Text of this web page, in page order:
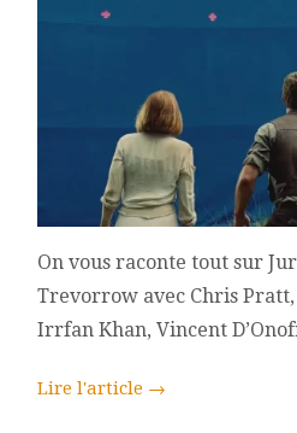
On vous raconte tout sur
Trevorrow avec Chris
Irrfan Khan, Vincent
Lire l'article →